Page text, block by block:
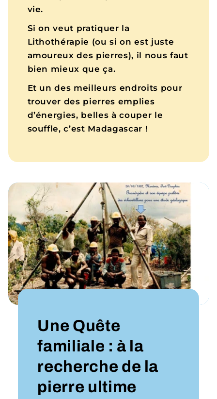
vie.
Si on veut pratiquer la
Lithothérapie (ou si on est juste
amoureux des pierres), il nous faut
bien mieux que ça.
Et un des meilleurs endroits pour
trouver des pierres emplies
d’énergies, belles à couper le
souffle, c’est Madagascar !
Une Quête
familiale : à la
recherche de la
pierre ultime